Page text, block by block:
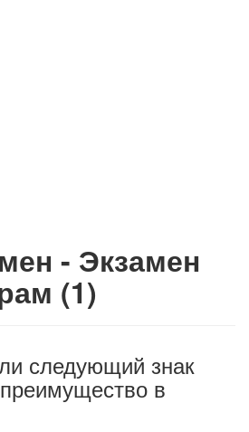
- Экзамен
(1)
следующий знак
в